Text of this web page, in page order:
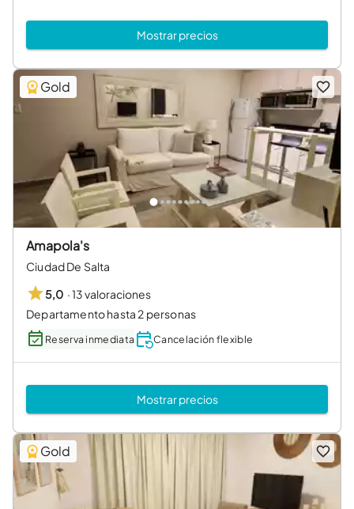
Mostrar precios
Gold
Amapola's
Ciudad De Salta
5,0 ·13 valoraciones
Departamento hasta 2 personas
Reserva inmediata Cancelación flexible
Mostrar precios
Gold